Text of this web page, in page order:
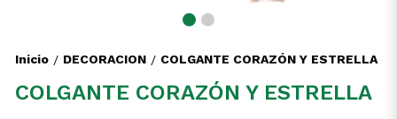
Inicio / DECORACION / COLGANTE CORAZÓN Y ESTRELLA
COLGANTE CORAZÓN Y ESTRELLA